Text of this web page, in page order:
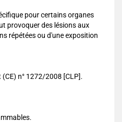
pour certains organes
provoquer des lésions aux
répétées ou d'une exposition
n° 1272/2008 [CLP].